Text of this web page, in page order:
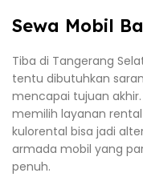
Sewa Mobil
Tiba di Tangerang
tentu dibutuhkan
mencapai tujuan
memilih layanan
kulorental bisa jadi
armada mobil yang
penuh.